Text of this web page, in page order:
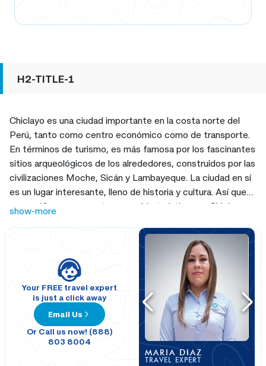
H2-TITLE-1
Chiclayo es una ciudad importante en la costa norte del
Perú, tanto como centro económico como de transporte.
En términos de turismo, es más famosa por los fascinantes
sitios arqueológicos de los alrededores, construidos por las
civilizaciones Moche, Sicán y Lambayeque. La ciudad en sí
es un lugar interesante, lleno de historia y cultura. Así que
acompáñanos en nuestro recorrido turístico por Chiclayo y
show-more
Your FREE travel expert
is just a click away
Email Us
Or Call us now! (888)
803 8004
MARIA DIAZ
TRAVEL EXPERT